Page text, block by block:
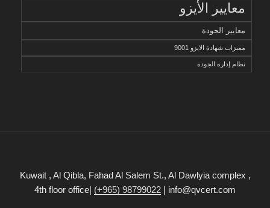
معايير الأيزو
معايير الجودة
مميزات شهادة الايزو 9001
نظام إدارة الجودة
Kuwait , Al Qibla, Fahad Al Salem St., Al Dawlyia complex ,
4th floor office| (+965) 98799022 | info@qvcert.com